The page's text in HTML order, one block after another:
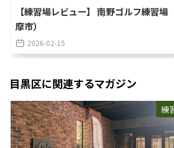
【練習場レビュー】 南野ゴルフ練習場
摩市）
2026-02-15
目黒区に関連するマガジン
練